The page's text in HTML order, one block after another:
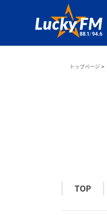
トップページ
TOP